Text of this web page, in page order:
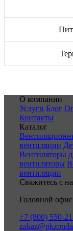
О компании
Услуги Блог
Контакты
Каталог
вентиляции
Вентиляторы
вентиляторы
вентиляции
Свяжитесь с
Головной
+7 (800) 550-